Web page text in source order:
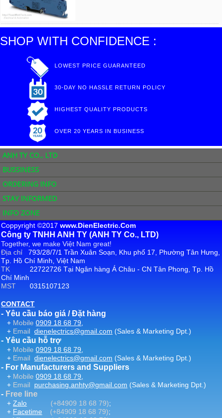
SHOP WITH CONFIDENCE :
LOWEST PRICE GUARANTEED
30-DAY NO HASSLE RETURN POLICY
HIGHEST QUALITY PRODUCTS
OVER 20 YEARS IN BUSINESS
ANH TY CO., LTD
BUSSINESS
ORDERING INFO
STAY INFORMED
INFO ZONE
Coppyright ©2017www.DienElectric.Com
Công ty TNHH ANH TY (ANH TY Co., LTD)
Together, we make Việt Nam great!
Địa chỉ793/28/7/1 Trần Xuân Soạn, Khu phố 17, Phường Tân Hưng,
Tp. Hồ Chí Minh, Việt Nam
TK22722726 Tại Ngân hàng Á Châu - CN Tân Phong, Tp. Hồ
Chí Minh
MST0315107123
CONTACT
- Yêu cầu báo giá / Đặt hàng
+ Mobile 0909 18 68 79,
+ Email dienelectrics@gmail.com (Sales & Marketing Dpt.)
- Yêu cầu hỗ trợ
+ Mobile 0909 18 68 79,
+ Email dienelectrics@gmail.com (Sales & Marketing Dpt.)
- For Manufacturers and Suppliers
+ Mobile 0909 18 68 79,
+ Email purchasing.anhty@gmail.com (Sales & Marketing Dpt.)
- Free line
+Zalo (+84909 18 68 79);
+ Facetime (+84909 18 68 79);